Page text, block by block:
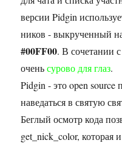
версии Pidgin
ников - выкрученный
#00FF00. В сочетании
оченьсурово для глаз.
Pidgin - это open
наведаться в святую
Беглый осмотр кода
get_nick_color, которая